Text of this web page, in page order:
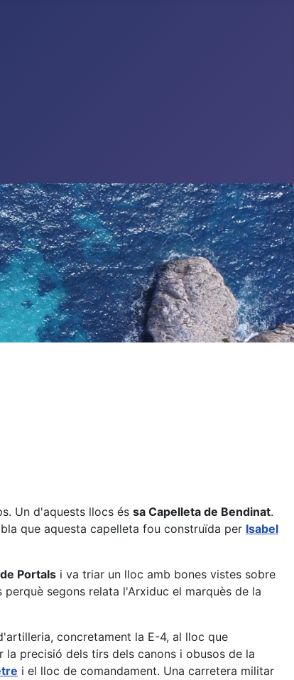
Un d'aquests llocs és sa Capelleta de Bendinat.
que aquesta capelleta fou construïda per Isabel
Portals i va triar un lloc amb bones vistes sobre
segons relata l'Arxiduc el marquès de la
concretament la E-4, al lloc que
la precisió dels tirs dels canons i obusos de la
i el lloc de comandament. Una carretera militar